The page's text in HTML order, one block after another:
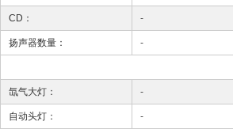
CD： -
扬声器数量： -
氙气大灯： -
自动头灯： -